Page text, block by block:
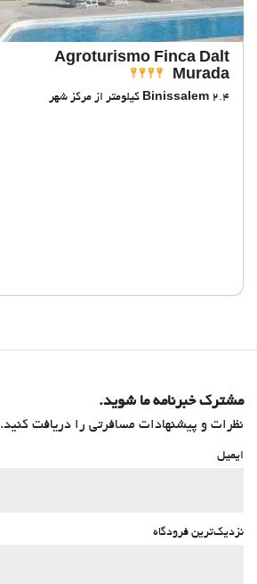
Agroturismo Finca Dalt
Murada
Binissalem 2.4 کیلومتر از مرکز شهر
مشترک خبرنامه ما شوید.
نظرات و پیشنهادات مسافرتی را دریافت کنید.
ایمیل
نزدیک‌ترین فرودگاه